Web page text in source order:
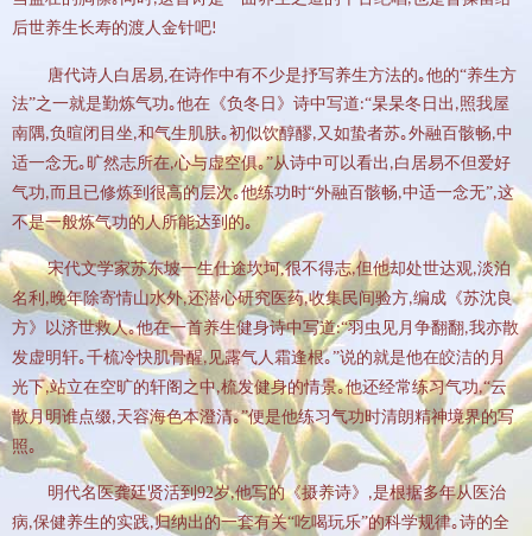
后世养生长寿的渡人金针吧!
唐代诗人白居易 在诗作中有不少是抒写养生方法的｡他的“养生方
法”之一就是勤炼气功｡他在《负冬日》诗中写道:“杲杲冬日出 ,照我屋
南隅,负暄闭目坐,和气生肌肤｡初似饮醇醪, 又如蛰者苏｡外融百骸畅,中
适一念无｡旷然志所在,心与虚空俱｡”从诗中可以看出 ,白居易不但爱好
气功,而且已修炼到很高的层次｡他练功时“外融百骸畅,中适一念无”,这
不是一般炼气功的人所能达到的｡
宋代文学家苏东坡一生仕途坎坷,很不得志,但他却处世达观,淡泊
名利 ,晚年除寄情山水外,还潜心研究医药,收集民间验方,编成《苏沈良
方》以济世救人｡他在一首养生健身诗中写道:“羽虫见月争翻翻,我亦散
发虚明轩｡千梳冷快肌骨醒, 见露气人霜逢根｡”说的就是他在皎洁的月
光下,站立在空旷的轩阁之中,梳发健身的情景｡他还经常练习气功,“云
散月明谁点缀,天容海色本澄清｡”便是他练习气功时清朗精神境界的写
照｡
明代名医龚廷贤活到92岁,他写的《摄养诗》 ,是根据多年从医治
病,保健养生的实践,归纳出的一套有关“吃喝玩乐”的科学规律｡诗的全